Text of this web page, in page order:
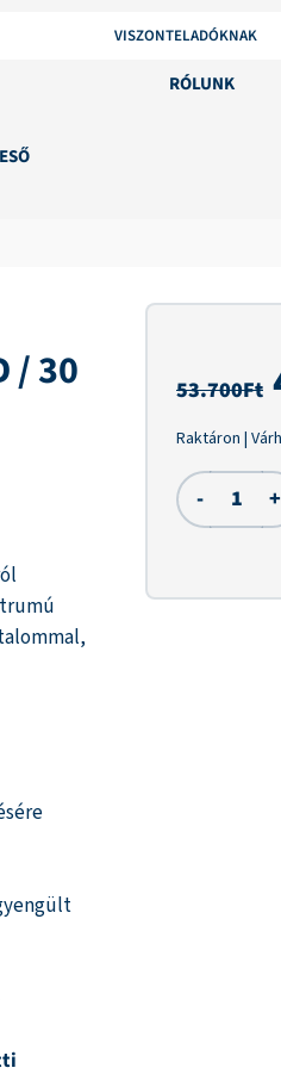
VISZONTELADÓKNAK
RÓLUNK
/ 30
53.700Ft
Raktáron |
- +